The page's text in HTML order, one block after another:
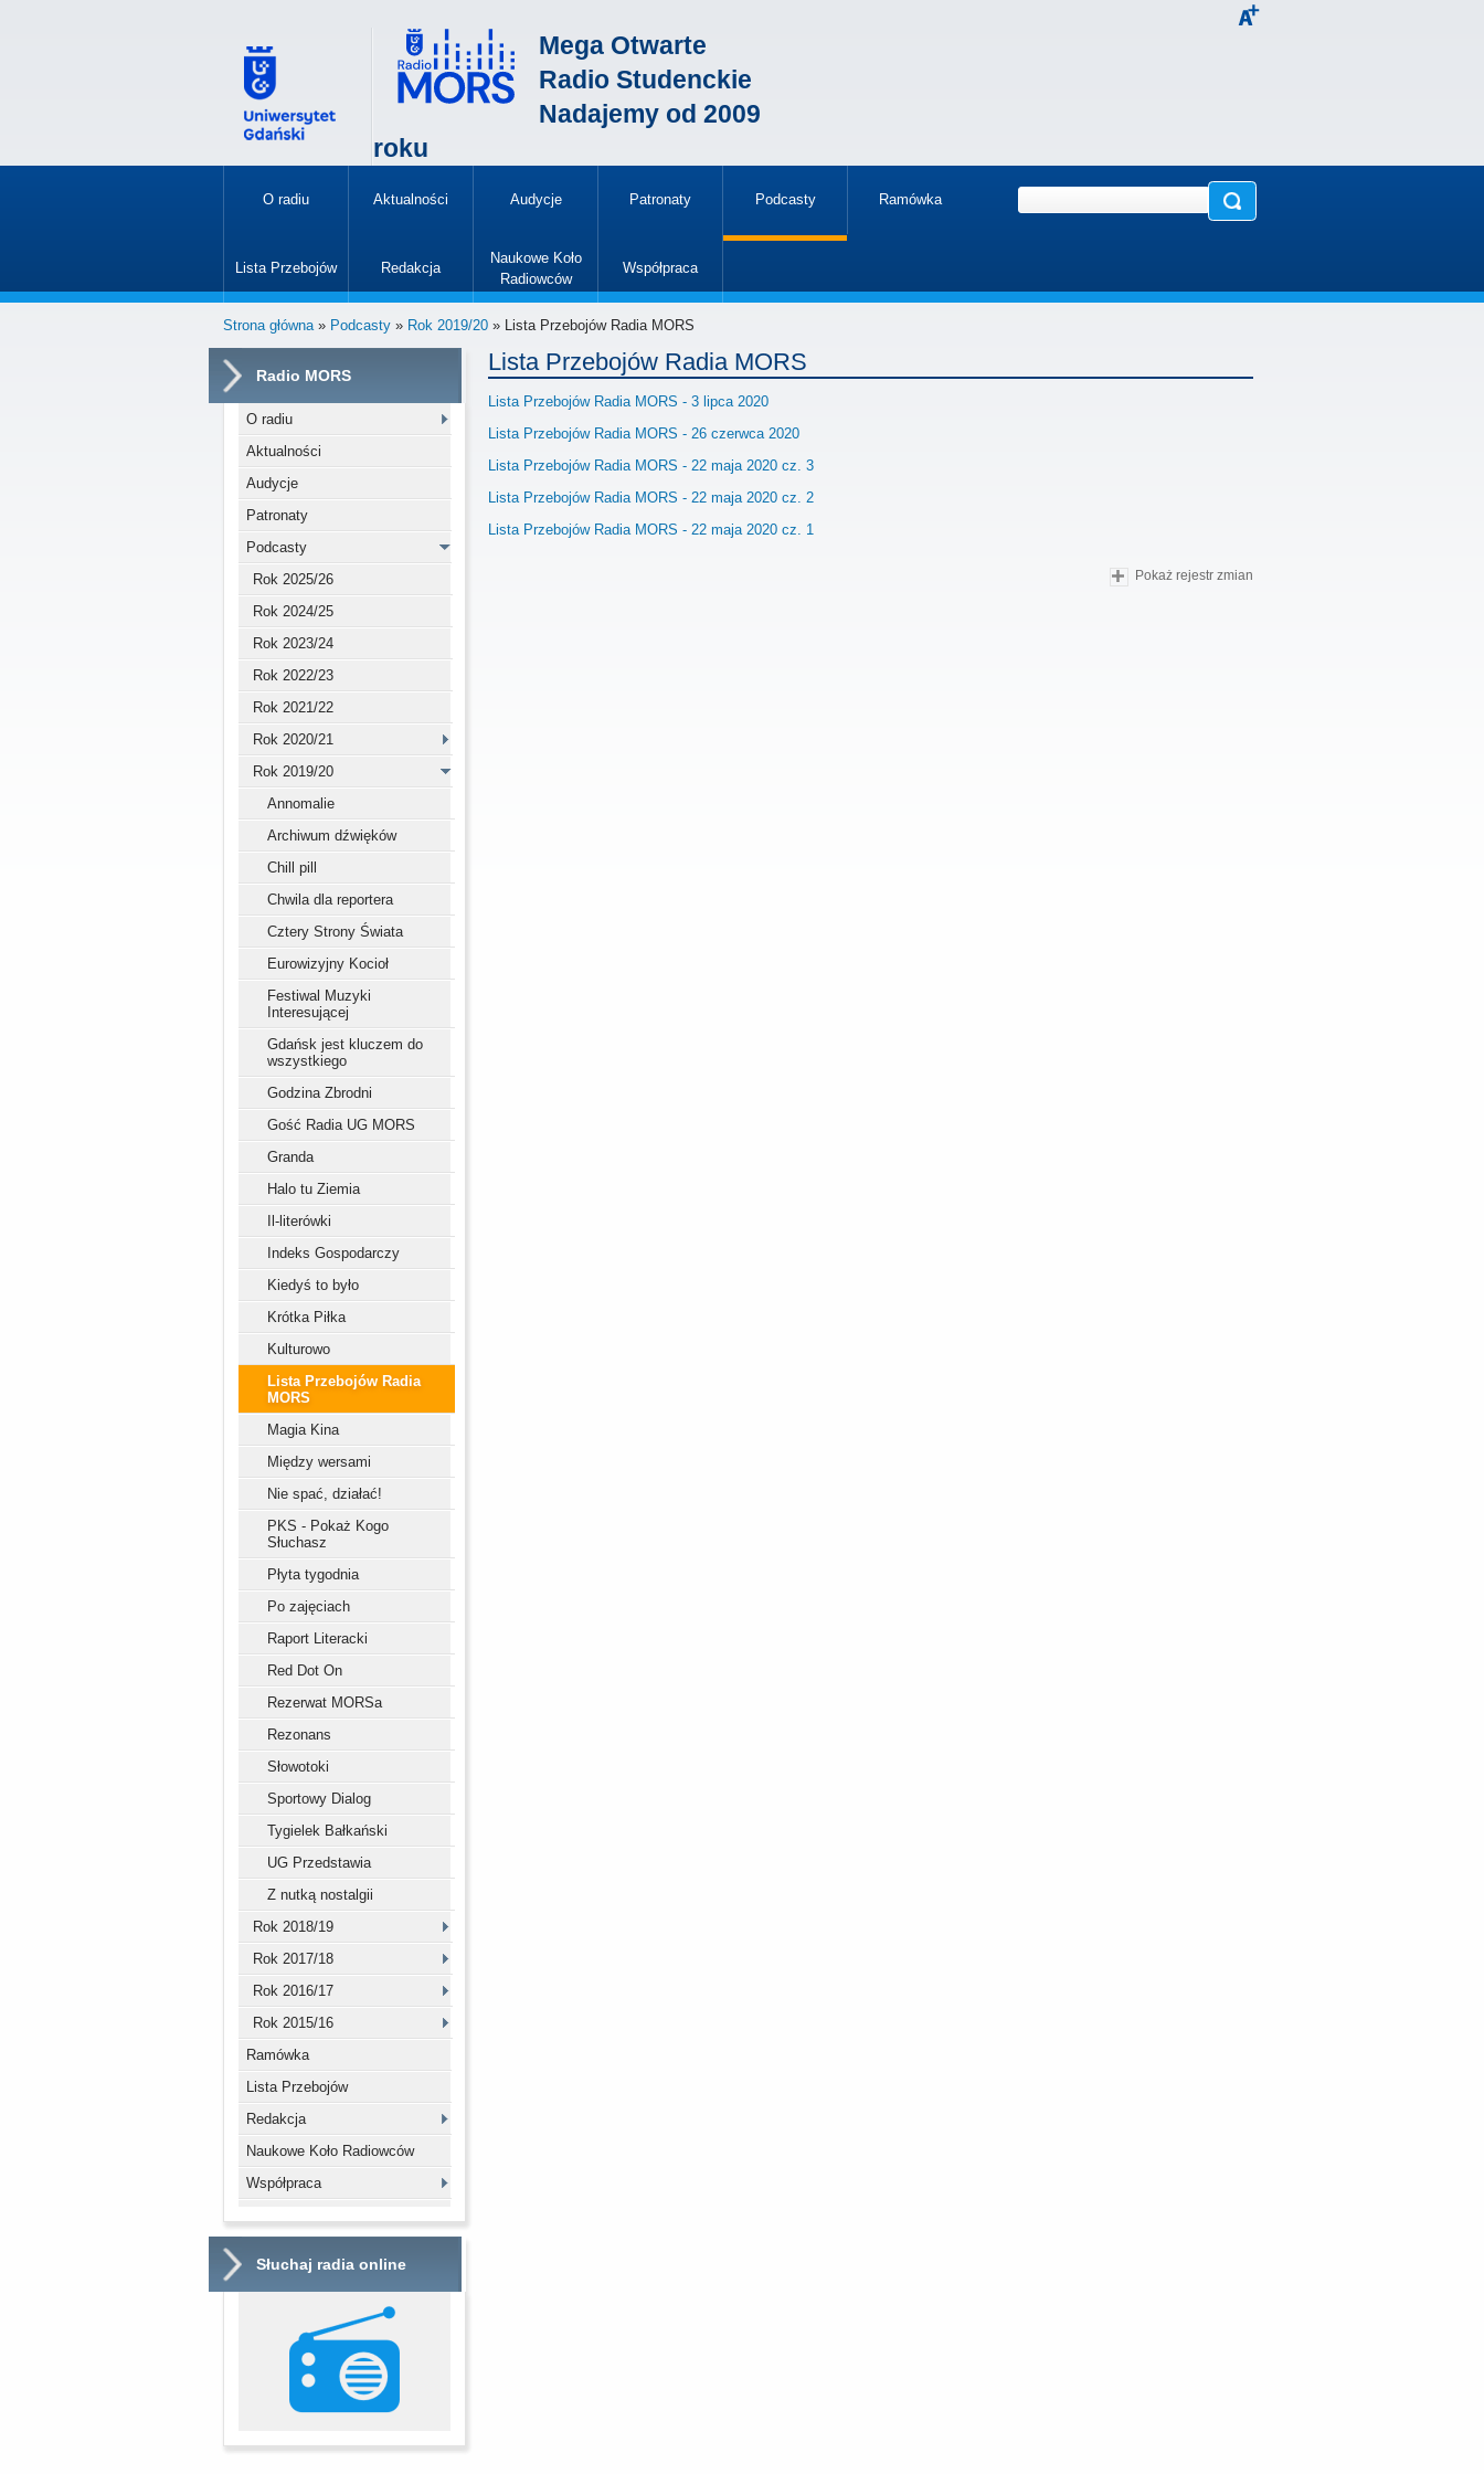
Mega Otwarte
Radio Studenckie
Nadajemy od 2009
roku
O radiu Aktualności Audycje Patronaty Podcasty
»
Ramówka
Lista Przebojów Redakcja
Naukowe Koło
Radiowców
Współpraca
Strona główna» Podcasty » Rok 2019/20 » Lista Przebojów Radia MORS
Radio MORS
O radiu
Aktualności
Audycje
Patronaty
Podcasty
Rok 2025/26
Rok 2024/25
Rok 2023/24
Rok 2022/23
Rok 2021/22
Rok 2020/21
Rok 2019/20
Annomalie
Archiwum dźwięków
Chill pill
Chwila dla reportera
Cztery Strony Świata
Eurowizyjny Kocioł
Festiwal Muzyki
Interesującej
Gdańsk jest kluczem do
wszystkiego
Godzina Zbrodni
Gość Radia UG MORS
Granda
Halo tu Ziemia
Il-literówki
Indeks Gospodarczy
Kiedyś to było
Krótka Piłka
Kulturowo
Lista Przebojów Radia
MORS
Magia Kina
Między wersami
Nie spać, działać!
PKS - Pokaż Kogo
Słuchasz
Płyta tygodnia
Po zajęciach
Raport Literacki
Red Dot On
Rezerwat MORSa
Rezonans
Słowotoki
Sportowy Dialog
Tygielek Bałkański
UG Przedstawia
Z nutką nostalgii
Rok 2018/19
Rok 2017/18
Rok 2016/17
Rok 2015/16
Ramówka
Lista Przebojów
Redakcja
Naukowe Koło Radiowców
Współpraca
Słuchaj radia online
Lista Przebojów Radia MORS
Lista Przebojów Radia MORS - 3 lipca 2020
Lista Przebojów Radia MORS - 26 czerwca 2020
Lista Przebojów Radia MORS - 22 maja 2020 cz. 3
Lista Przebojów Radia MORS - 22 maja 2020 cz. 2
Lista Przebojów Radia MORS - 22 maja 2020 cz. 1
Pokaż rejestr zmian